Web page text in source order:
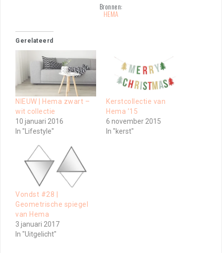
Bronnen:
HEMA
Gerelateerd
NIEUW | Hema zwart –
wit collectie
10 januari 2016
In "Lifestyle"
Kerstcollectie van
Hema ’15
6 november 2015
In "kerst"
Vondst #28 |
Geometrische spiegel
van Hema
3 januari 2017
In "Uitgelicht"